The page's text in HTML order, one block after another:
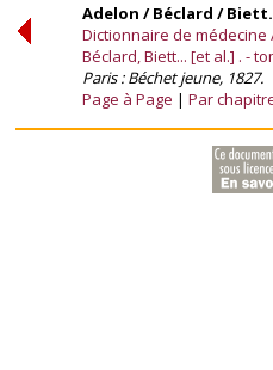
Adelon / Béclard / Biett.
Dictionnaire de médecine
Béclard, Biett... [et al.] . -
Paris : Béchet jeune, 1827.
Page à Page
Par